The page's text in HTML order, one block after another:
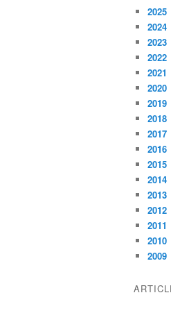
2025
2024
2023
2022
2021
2020
2019
2018
2017
2016
2015
2014
2013
2012
2011
2010
2009